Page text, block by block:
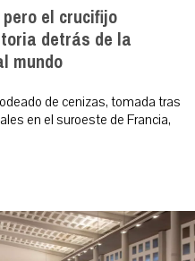
el crucifijo
detrás de la
mundo
de cenizas, tomada tras
en el suroeste de Francia,